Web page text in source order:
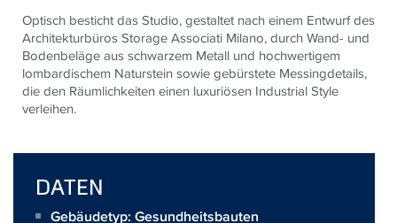
Optisch besticht das Studio, gestaltet nach einem Entwurf des
Architekturbüros Storage Associati Milano, durch Wand- und
Bodenbeläge aus schwarzem Metall und hochwertigem
lombardischem Naturstein sowie gebürstete Messingdetails,
die den Räumlichkeiten einen luxuriösen Industrial Style
verleihen.
DATEN
Gebäudetyp: Gesundheitsbauten